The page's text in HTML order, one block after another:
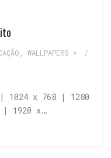
WALLPAPERS >
/
1024 x 768 | 1280
| 1920 x…